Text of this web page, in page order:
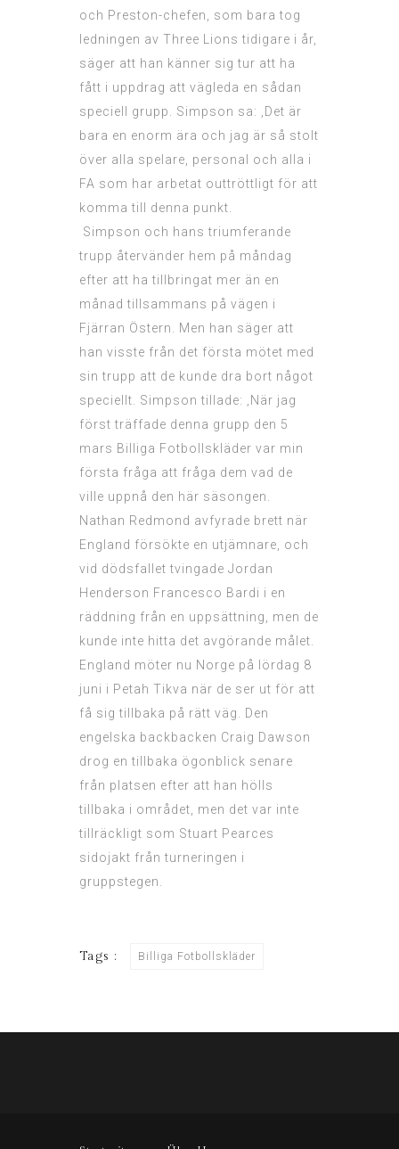
och Preston-chefen, som bara tog
ledningen av Three Lions tidigare i år,
säger att han känner sig tur att ha
fått i uppdrag att vägleda en sådan
speciell grupp. Simpson sa: ‚Det är
bara en enorm ära och jag är så stolt
över alla spelare, personal och alla i
FA som har arbetat outtröttligt för att
komma till denna punkt.
Simpson och hans triumferande
trupp återvänder hem på måndag
efter att ha tillbringat mer än en
månad tillsammans på vägen i
Fjärran Östern. Men han säger att
han visste från det första mötet med
sin trupp att de kunde dra bort något
speciellt. Simpson tillade: ‚När jag
först träffade denna grupp den 5
mars Billiga Fotbollskläder var min
första fråga att fråga dem vad de
ville uppnå den här säsongen.
Nathan Redmond avfyrade brett när
England försökte en utjämnare, och
vid dödsfallet tvingade Jordan
Henderson Francesco Bardi i en
räddning från en uppsättning, men de
kunde inte hitta det avgörande målet.
England möter nu Norge på lördag 8
juni i Petah Tikva när de ser ut för att
få sig tillbaka på rätt väg. Den
engelska backbacken Craig Dawson
drog en tillbaka ögonblick senare
från platsen efter att han hölls
tillbaka i området, men det var inte
tillräckligt som Stuart Pearces
sidojakt från turneringen i
gruppstegen.
Tags : Billiga Fotbollskläder